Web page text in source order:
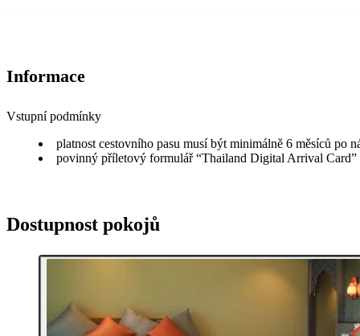
Informace
Vstupní podmínky
platnost cestovního pasu musí být minimálně 6 měsíců po
povinný příletový formulář “Thailand Digital Arrival Card”
Dostupnost pokojů